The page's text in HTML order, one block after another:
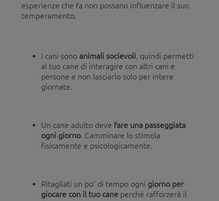
esperienze che fa non possano influenzare il suo
temperamento.
I cani sono animali socievoli, quindi permetti
al tuo cane di interagire con altri cani e
persone e non lasciarlo solo per intere
giornate.
Un cane adulto deve fare una passeggiata
ogni giorno. Camminare lo stimola
fisicamente e psicologicamente.
Ritagliati un po' di tempo ogni giorno per
giocare con il tuo cane perché rafforzerà il